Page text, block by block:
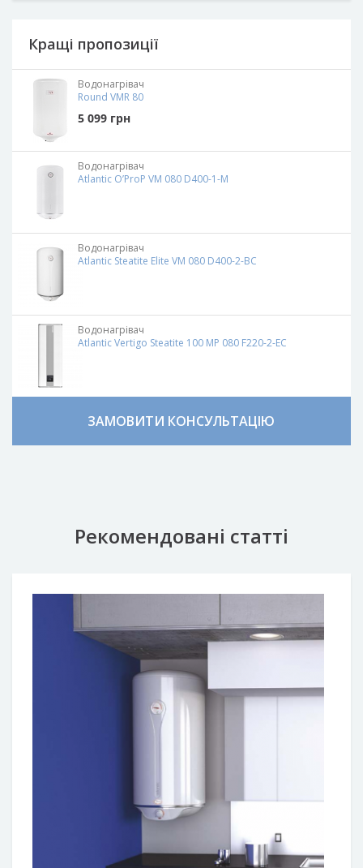
Кращі пропозиції
Водонагрівач
Round VMR 80
5 099 грн
Водонагрівач
Atlantic O’ProP VM 080 D400-1-M
Водонагрівач
Atlantic Steatite Elite VM 080 D400-2-BC
Водонагрівач
Atlantic Vertigo Steatite 100 MP 080 F220-2-EC
ЗАМОВИТИ КОНСУЛЬТАЦІЮ
Рекомендовані статті